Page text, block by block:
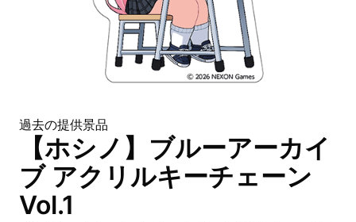
過去の提供景品
【ホシノ】ブルーアーカイ
ブ アクリルキーチェーン
Vol.1